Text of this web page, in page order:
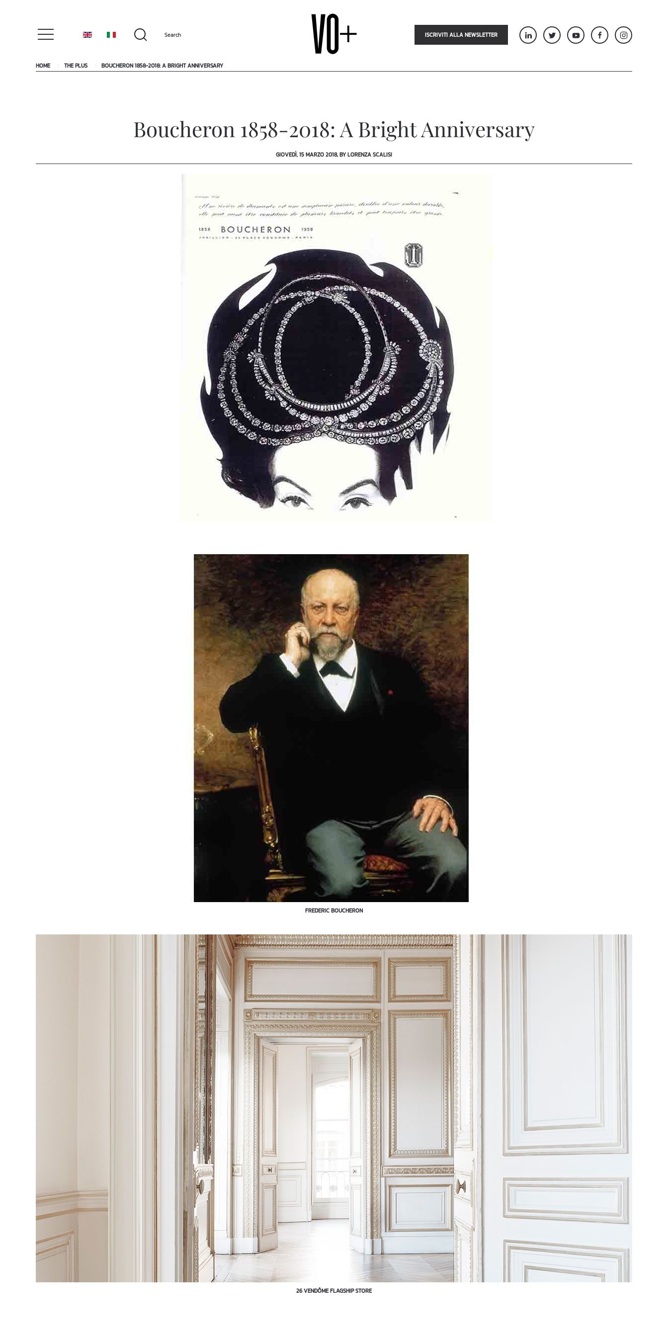
ISCRIVITI ALLA NEWSLETTER
HOME THE PLUS BOUCHERON 1858-2018: A BRIGHT ANNIVERSARY
Boucheron 1858-2018: A Bright Anniversary
GIOVEDÌ, 15 MARZO 2018, BY LORENZA SCALISI
FREDERIC BOUCHERON
26 VENDÔME FLAGSHIP STORE